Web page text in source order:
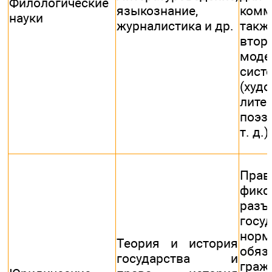
науки
языкознание,
журналистика и др.
т. д.)
Теория и история
государства и